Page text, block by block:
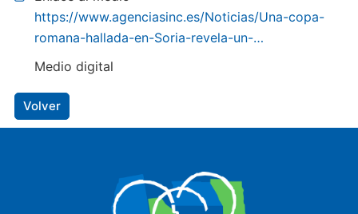
https://www.agenciasinc.es/Noticias/Una-copa-
romana-hallada-en-Soria-revela-un-…
Medio digital
Volver